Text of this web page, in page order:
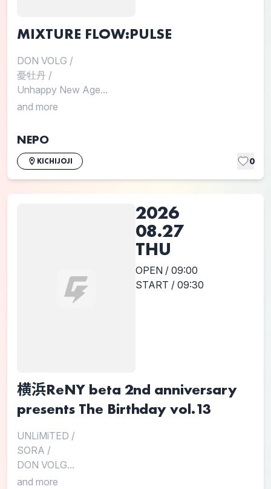
MIXTURE FLOW:PULSE
DON VOLG /
憂牡丹 /
Unhappy New Age...
and more
NEPO
KICHIJOJI 0
2026
08.27
THU
OPEN / 09:00
START / 09:30
横浜ReNY beta 2nd anniversary
presents The Birthday vol.13
UNLiMiTED /
SORA /
DON VOLG...
and more